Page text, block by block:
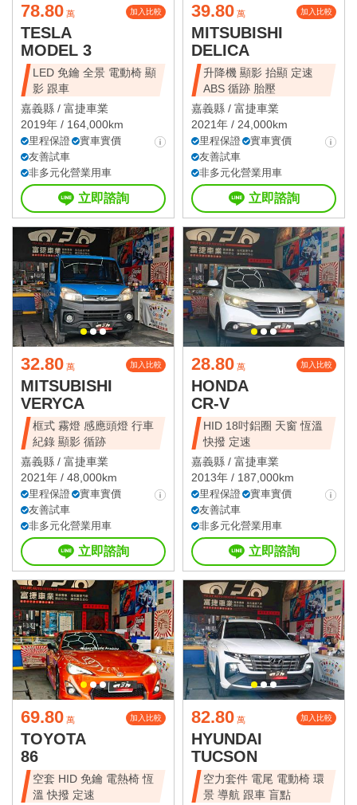
78.80 萬 加入比較
TESLA
MODEL 3
LED 免鑰 全景 電動椅 顯
影 跟車
嘉義縣 / 富捷車業
2019年 / 164,000km
里程保證
實車實價
友善試車
非多元化營業用車
立即諮詢
39.80 萬 加入比較
MITSUBISHI
DELICA
升降機 顯影 抬顯 定速
ABS 循跡 胎壓
嘉義縣 / 富捷車業
2021年 / 24,000km
里程保證
實車實價
友善試車
非多元化營業用車
立即諮詢
32.80 萬 加入比較
MITSUBISHI
VERYCA
框式 霧燈 感應頭燈 行車
紀錄 顯影 循跡
嘉義縣 / 富捷車業
2021年 / 48,000km
里程保證
實車實價
友善試車
非多元化營業用車
立即諮詢
28.80 萬 加入比較
HONDA
CR-V
HID 18吋鋁圈 天窗 恆溫
快撥 定速
嘉義縣 / 富捷車業
2013年 / 187,000km
里程保證
實車實價
友善試車
非多元化營業用車
立即諮詢
69.80 萬 加入比較
TOYOTA
86
空套 HID 免鑰 電熱椅 恆
溫 快撥 定速
82.80 萬 加入比較
HYUNDAI
TUCSON
空力套件 電尾 電動椅 環
景 導航 跟車 盲點